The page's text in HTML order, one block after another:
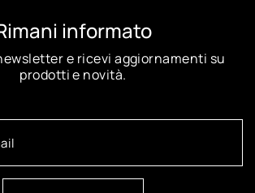
informato
e ricevi aggiornamenti su
prodotti e novità.